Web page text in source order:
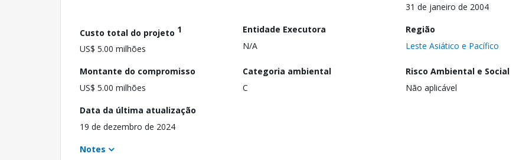
31 de janeiro de 2004
Custo total do projeto 1
US$ 5.00 milhões
Entidade Executora
N/A
Região
Leste Asiático e Pacífico
Montante do compromisso
US$ 5.00 milhões
Categoria ambiental
C
Risco Ambiental e Social
Não aplicável
Data da última atualização
19 de dezembro de 2024
Notes